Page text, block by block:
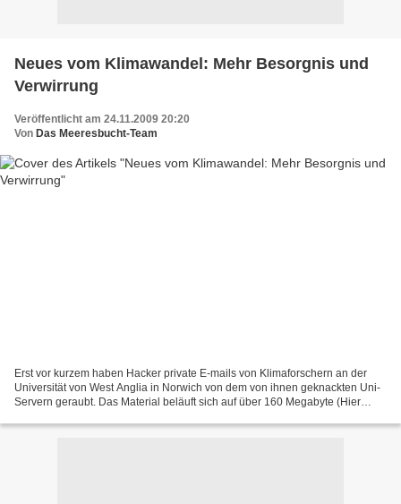
Neues vom Klimawandel: Mehr Besorgnis und
Verwirrung
Veröffentlicht am 24.11.2009 20:20
Von Das Meeresbucht-Team
Erst vor kurzem haben Hacker private E-mails von Klimaforschern an der
Universität von West Anglia in Norwich von dem von ihnen geknackten Uni-
Servern geraubt. Das Material beläuft sich auf über 160 Megabyte (Hier